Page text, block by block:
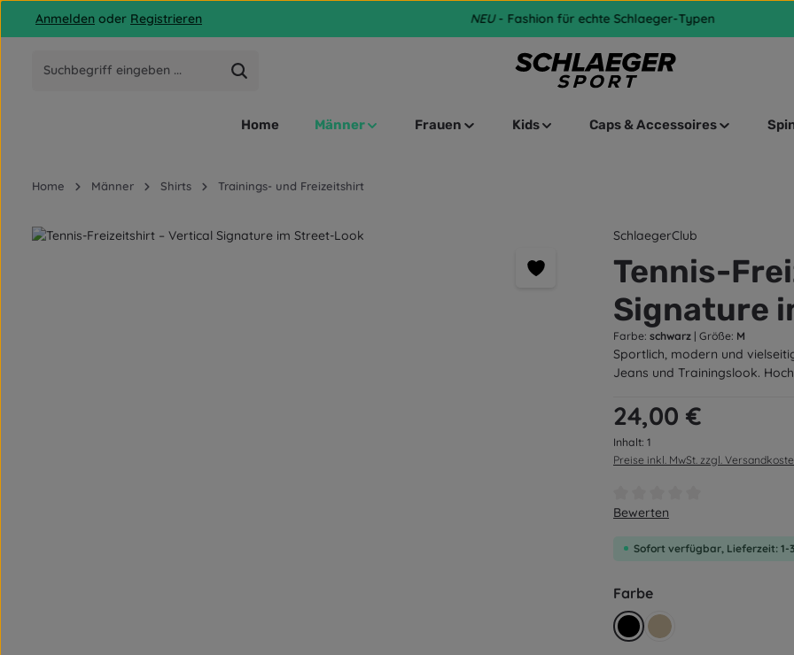
Hauptinhalt springen
Zur Suche springen
Zur Hauptnavigation springen
Anmelden oder Registrieren NEU- Fashion für echte Schlaeger-Typen
Home Männer Frauen Kids Caps & Accessoires
Home Männer Shirts Trainings- und Freizeitshirt
Bildergalerie überspringen SchlaegerClub
Tennis-
Signature
Farbe: schwarz | Größe: M
Sportlich, modern und
Jeans und Trainingslook.
Regulärer Preis:
24,00 €
Inhalt: 1
Preise inkl. MwSt. zzgl.
Durchschnittliche Bewertung
Bewerten
Sofort verfügbar, Lieferzeit: 1-
Farbeauswählen
schwarzbeige